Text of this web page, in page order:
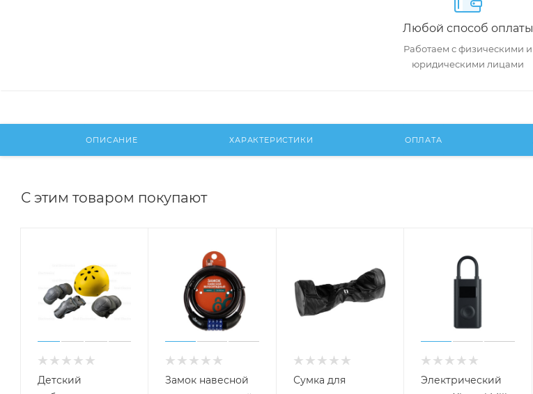
Любой способ оплаты
Работаем с физическими и
юридическими лицами
ОПИСАНИЕ ХАРАКТЕРИСТИКИ ОПЛАТА
С этим товаром покупают
Детский
Замок навесной
Сумка для
Электрический